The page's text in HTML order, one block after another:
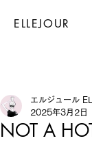
​ELLEJOUR
NOT A
エルジュール
2025年3月2日